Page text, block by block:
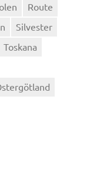
Route
Silvester
Toskana